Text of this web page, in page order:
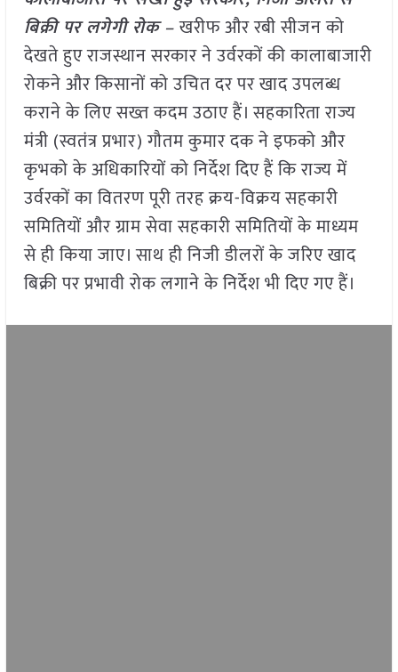
बिक्री पर लगेगी रोक –खरीफ और रबी सीजन को
देखते हुए राजस्थान सरकार ने उर्वरकों की कालाबाजारी
रोकने और किसानों को उचित दर पर खाद उपलब्ध
कराने के लिए सख्त कदम उठाए हैं। सहकारिता राज्य
मंत्री (स्वतंत्र प्रभार) गौतम कुमार दक ने इफको और
कृभको के अधिकारियों को निर्देश दिए हैं कि राज्य में
उर्वरकों का वितरण पूरी तरह क्रय-विक्रय सहकारी
समितियों और ग्राम सेवा सहकारी समितियों के माध्यम
से ही किया जाए। साथ ही निजी डीलरों के जरिए खाद
बिक्री पर प्रभावी रोक लगाने के निर्देश भी दिए गए हैं।